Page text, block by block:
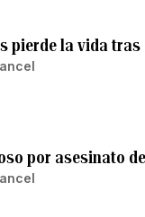
pierde la vida
por asesinato